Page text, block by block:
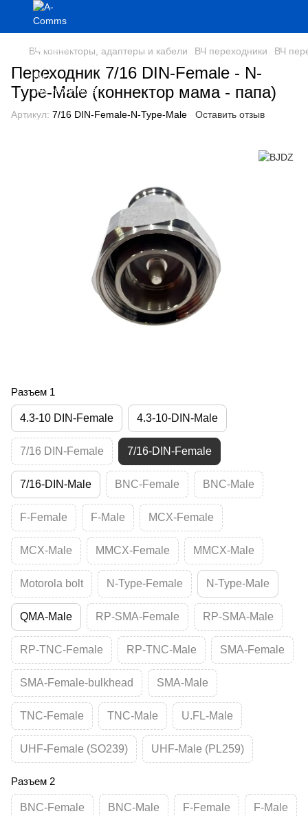
ВЧ коннекторы, адаптеры и кабели ВЧ переходники ВЧ
Переходник 7/16 DIN-Female - N-
Type-Male (коннектор мама - папа)
Артикул: 7/16 DIN-Female-N-Type-Male Оставить отзыв
Разъем 1
4.3-10 DIN-Female 4.3-10-DIN-Male
7/16 DIN-Female 7/16-DIN-Female
7/16-DIN-Male BNC-Female BNC-Male
F-Female F-Male MCX-Female
MCX-Male MMCX-Female MMCX-Male
Motorola bolt N-Type-Female N-Type-Male
QMA-Male RP-SMA-Female RP-SMA-Male
RP-TNC-Female RP-TNC-Male SMA-Female
SMA-Female-bulkhead SMA-Male
TNC-Female TNC-Male U.FL-Male
UHF-Female (SO239) UHF-Male (PL259)
Разъем 2
BNC-Female BNC-Male F-Female F-Male